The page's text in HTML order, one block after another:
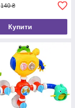
140 ₴
Купити